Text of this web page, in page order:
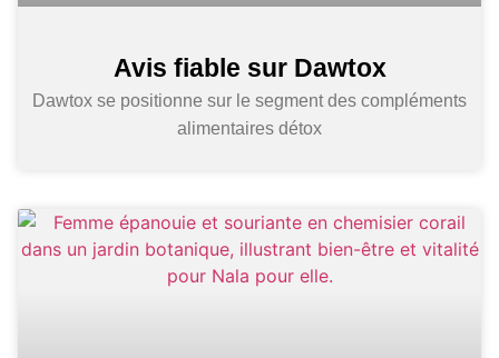
Avis fiable sur Dawtox
Dawtox se positionne sur le segment des compléments
alimentaires détox